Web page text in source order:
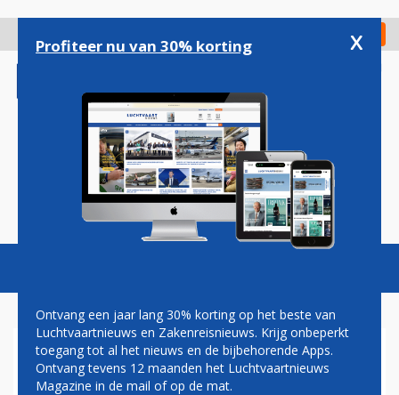
gaan
Check in
Magazine Podcasts Vacatures
EUROATLANTIC AIRWAYS
Profiteer nu van 30% korting x
Ontvang een jaar lang 30% korting op het beste van
Luchtvaartnieuws en Zakenreisnieuws. Krijg onbeperkt
toegang tot al het nieuws en de bijbehorende Apps.
Ontvang tevens 12 maanden het Luchtvaartnieuws
Magazine in de mail of op de mat.